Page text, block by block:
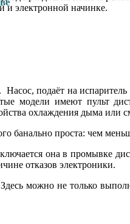
и электронной начинке.
подаёт на
модели имеют пульт
охлаждения дыма или
проста: чем
она в промывке
отказов электроники.
можно не только